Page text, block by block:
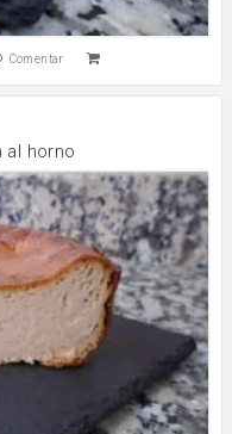
Comentar
al horno